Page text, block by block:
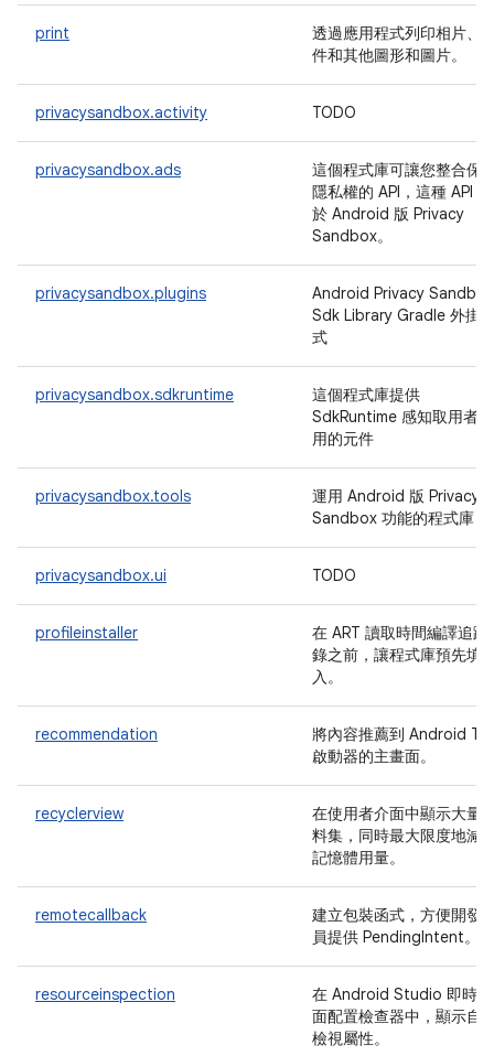
print
透過應用程式列印相片、
件和其他圖形和圖片。
privacysandbox.activity TODO
privacysandbox.ads
這個程式庫可讓您整合保
隱私權的 API，這種 API 屬
於 Android 版 Privacy
Sandbox。
privacysandbox.plugins
Android Privacy Sandbox
Sdk Library Gradle 外掛
式
privacysandbox.sdkruntime
這個程式庫提供
SdkRuntime 感知取用者適
用的元件
privacysandbox.tools
運用 Android 版 Privacy
Sandbox 功能的程式庫
privacysandbox.ui TODO
profileinstaller
在 ART 讀取時間編譯追蹤
錄之前，讓程式庫預先填
入。
recommendation
將內容推薦到 Android TV
啟動器的主畫面。
recyclerview
在使用者介面中顯示大量
料集，同時最大限度地減
記憶體用量。
remotecallback
建立包裝函式，方便開發
員提供 PendingIntent。
resourceinspection
在 Android Studio 即時版
面配置檢查器中，顯示自
檢視屬性。